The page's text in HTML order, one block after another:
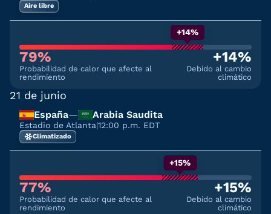
Aire libre
+14%
79%
Probabilidad de calor que afecte al
rendimiento
+14%
Debido al cambio
climático
21 de junio
España— Arabia Saudita
Estadio de Atlanta|12:00 p.m. EDT
Climatizado
+15%
77%
Probabilidad de calor que afecte al
rendimiento
+15%
Debido al cambio
climático